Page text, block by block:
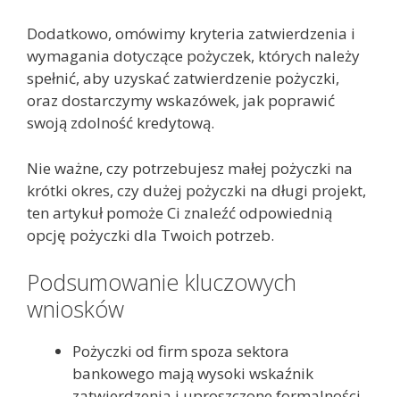
Dodatkowo, omówimy kryteria zatwierdzenia i
wymagania dotyczące pożyczek, których należy
spełnić, aby uzyskać zatwierdzenie pożyczki,
oraz dostarczymy wskazówek, jak poprawić
swoją zdolność kredytową.
Nie ważne, czy potrzebujesz małej pożyczki na
krótki okres, czy dużej pożyczki na długi projekt,
ten artykuł pomoże Ci znaleźć odpowiednią
opcję pożyczki dla Twoich potrzeb.
Podsumowanie kluczowych
wniosków
Pożyczki od firm spoza sektora
bankowego mają wysoki wskaźnik